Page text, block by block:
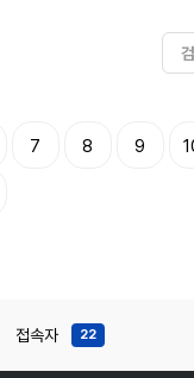
7 8 9
접속자 22